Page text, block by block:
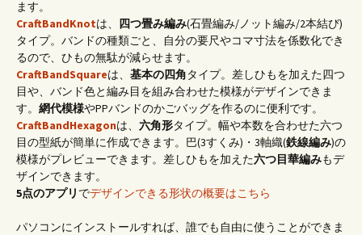
ます。
CraftBandKnotは、 四つ畳み編み(石畳編み/ノット編み/2本結び)
タイプ。バンドの種類ごと、自分の要尺やコマ寸法を係数化でき
るので、ひもの無駄が減らせます。
CraftBandSquareは、 基本の四角タイプ。差しひもを加えた四つ
目や、バンド色と編み目を組み合わせた模様がデザインできま
す。 網代模様やPPバンドのかごバッグを作るのに便利です。
CraftBandHexagonは、 六角形タイプ。幅や本数を合わせた六つ
目の型紙が簡単に作成できます。巴(3すくみ)・3軸織(鉄線編み)の
模様がプレビューできます。差しひもを加えた六つ目華編みもデ
ザインできます。
5点のアプリ でデザインできる形状の概要はこちら
パソコンにインストールすれば、誰でも自由に使うことができま